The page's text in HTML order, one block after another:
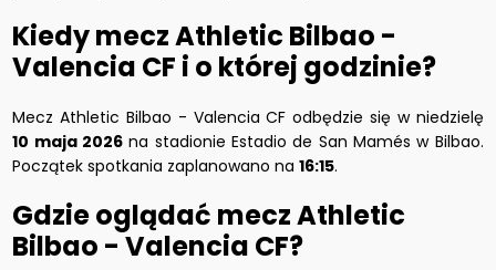
Kiedy mecz Athletic Bilbao -
Valencia CF i o której godzinie?
Mecz Athletic Bilbao - Valencia CF odbędzie się w niedzielę
10 maja 2026na stadionie Estadio de San Mamés w Bilbao.
Początek spotkania zaplanowano na16:15.
Gdzie oglądać mecz Athletic
Bilbao - Valencia CF?